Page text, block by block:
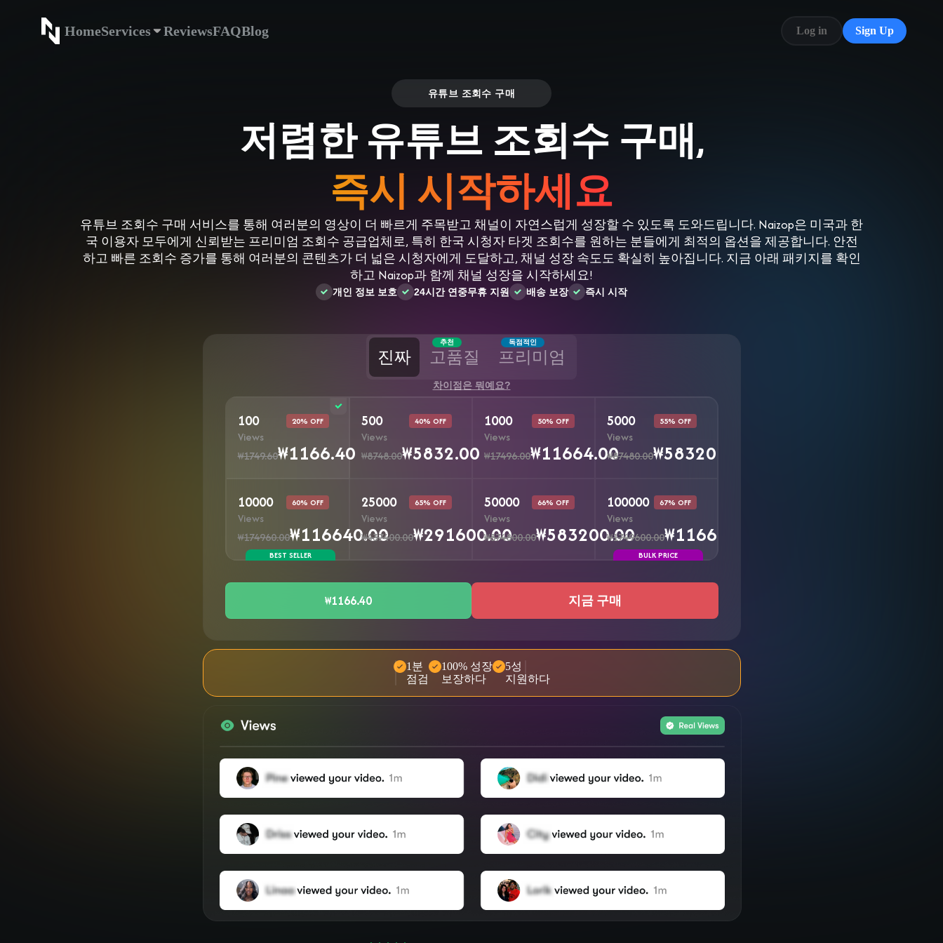
HomeServices ReviewsFAQBlog Log in Sign Up
유튜브 조회수 구매
저렴한 유튜브 조회수 구매,
즉시 시작하세요
유튜브 조회수 구매 서비스를 통해 여러분의 영상이 더 빠르게 주목받고 채널이 자연스럽게 성장할 수 있도록 도와드립니다. Naizop은 미국과 한
국 이용자 모두에게 신뢰받는 프리미엄 조회수 공급업체로, 특히 한국 시청자 타겟 조회수를 원하는 분들에게 최적의 옵션을 제공합니다. 안전
하고 빠른 조회수 증가를 통해 여러분의 콘텐츠가 더 넓은 시청자에게 도달하고, 채널 성장 속도도 확실히 높아집니다. 지금 아래 패키지를 확인
하고 Naizop과 함께 채널 성장을 시작하세요!
개인 정보 보호 24시간 연중무휴 지원 배송 보장 즉시 시작
진짜
추천
고품질
독점적인
프리미엄
차이점은 뭐예요?
100
Views
₩1749.60₩1166.40
20% OFF 500
Views
₩8748.00₩5832.00
40% OFF 1000
Views
₩17496.00₩11664.00
50% OFF 5000
Views
₩87480.00₩58320.00
55% OFF
10000
Views
₩174960.00₩116640.00
60% OFF
BEST SELLER
25000
Views
₩437400.00₩291600.00
65% OFF 50000
Views
₩874800.00₩583200.00
66% OFF 100000
Views
₩1749600.00₩1166400.00
67% OFF
BULK PRICE
₩1166.40 지금 구매
1분
점검
100% 성장
보장하다
5성
지원하다
들의 신뢰
🌟2,504명의사람들이별 5개리뷰를 남겼습니다
❤‍🔥인기 폭발!